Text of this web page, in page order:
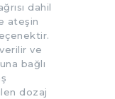
dahil
ateşin
ve
bağlı
dozaj